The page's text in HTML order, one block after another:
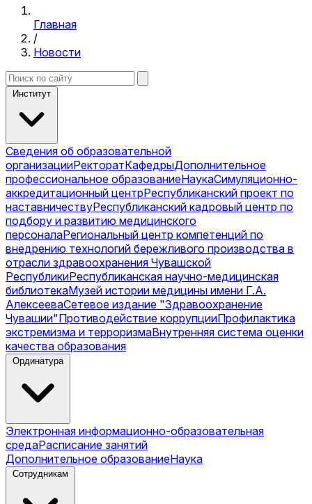
Главная
/
Новости
Институт
Сведения об образовательной
организацииРекторатКафедрыДополнительное
профессиональное образованиеНаукаСимуляционно-
аккредитационный центрРеспубликанский проект по
наставничествуРеспубликанский кадровый центр по
подбору и развитию медицинского
персоналаРегиональный центр компетенций по
внедрению технологий бережливого производства в
отрасли здравоохранения Чувашской
РеспубликиРеспубликанская научно-медицинская
библиотекаМузей истории медицины имени Г.А.
АлексееваСетевое издание "Здравоохранение
Чувашии"Противодействие коррупцииПрофилактика
экстремизма и терроризмаВнутренняя система оценки
качества образования
Ординатура
Электронная информационно-образовательная
средаРасписание занятий
Дополнительное образованиеНаука
Сотрудникам